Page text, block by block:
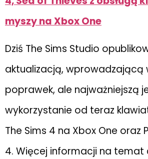
myszy na Xbox One
Dziś The Sims Studio
aktualizacją, wprowadzającą
poprawek, ale najważniejszą
wykorzystanie od teraz
The Sims 4 na Xbox One oraz
4. Więcej informacji na temat